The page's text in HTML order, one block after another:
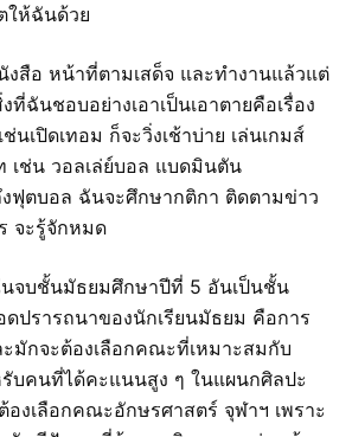
ให้ฉันด้วย
งสือ หน้าที่ตามเสด็จ และทำงานแล้วแต่
ที่ฉันชอบอย่างเอาเป็นเอาตายคือเรื่อง
นเปิดเทอม ก็จะวิ่งเช้าบ่าย เล่นเกมส์
เช่น วอลเล่ย์บอล แบดมินตัน
ฟุตบอล ฉันจะศึกษากติกา ติดตามข่าว
จะรู้จักหมด
จบชั้นมัธยมศึกษาปีที่ 5 อันเป็นชั้น
ดปรารถนาของนักเรียนมัธยม คือการ
มักจะต้องเลือกคณะที่เหมาะสมกับ
บคนที่ได้คะแนนสูง ๆ ในแผนกศิลปะ
งเลือกคณะอักษรศาสตร์ จุฬาฯ เพราะ